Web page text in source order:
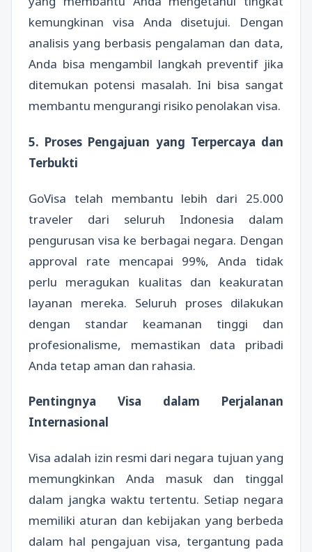
kemungkinan visa Anda disetujui. Dengan
analisis yang berbasis pengalaman dan data,
Anda bisa mengambil langkah preventif jika
ditemukan potensi masalah. Ini bisa sangat
membantu mengurangi risiko penolakan visa.
5. Proses Pengajuan yang Terpercaya dan
Terbukti
GoVisa telah membantu lebih dari 25.000
traveler dari seluruh Indonesia dalam
pengurusan visa ke berbagai negara. Dengan
approval rate mencapai 99%, Anda tidak
perlu meragukan kualitas dan keakuratan
layanan mereka. Seluruh proses dilakukan
dengan standar keamanan tinggi dan
profesionalisme, memastikan data pribadi
Anda tetap aman dan rahasia.
Pentingnya Visa dalam Perjalanan
Internasional
Visa adalah izin resmi dari negara tujuan yang
memungkinkan Anda masuk dan tinggal
dalam jangka waktu tertentu. Setiap negara
memiliki aturan dan kebijakan yang berbeda
dalam hal pengajuan visa, tergantung pada